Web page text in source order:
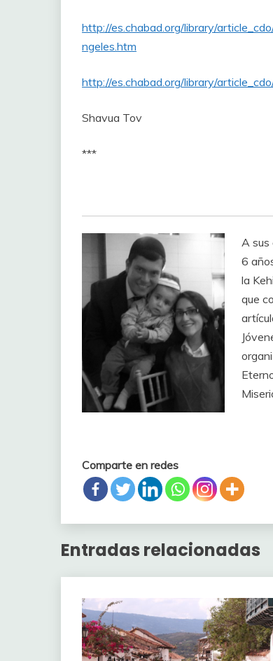
http://es.chabad.org/library/
ngeles.htm
http://es.chabad.org/library/
Shavua Tov
***
A sus
6
la
que
Comparte en redes
Entradas relacionadas